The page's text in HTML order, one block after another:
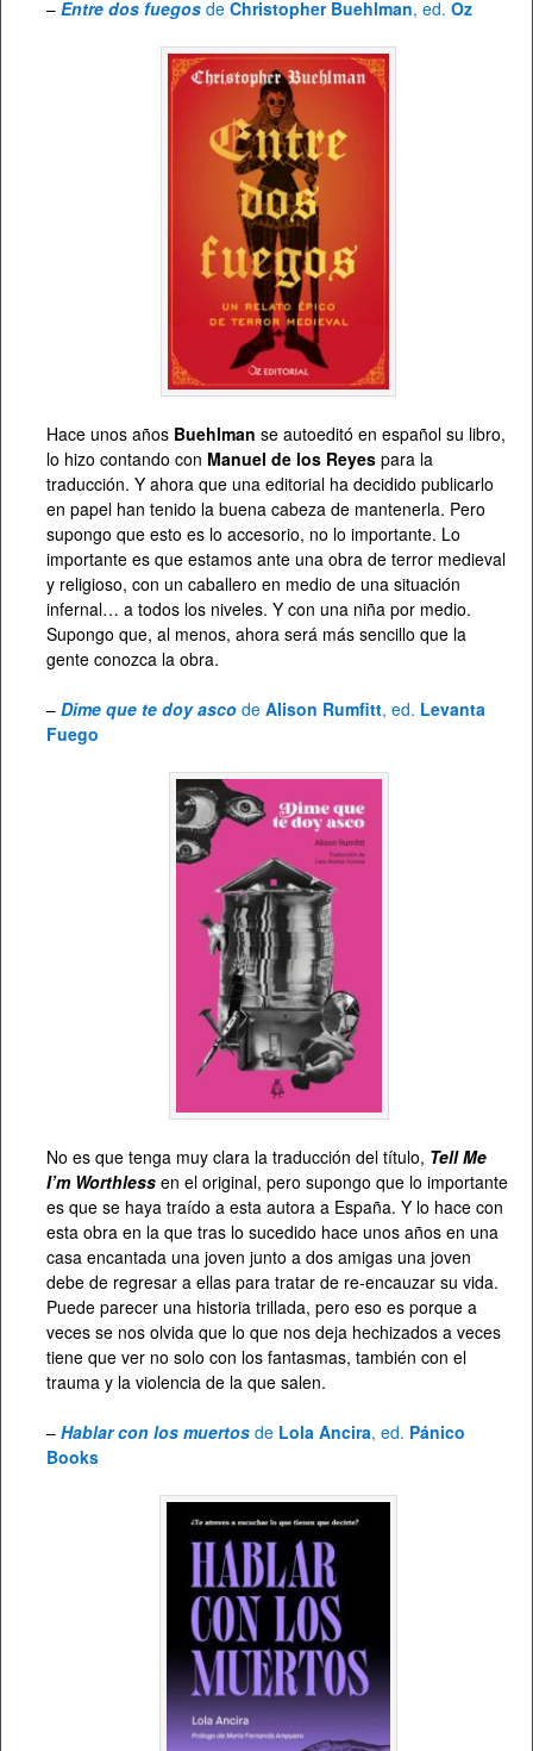
– Entre dos fuegos de Christopher Buehlman, ed. Oz
Hace unos años Buehlman se autoeditó en español su libro,
lo hizo contando con Manuel de los Reyes para la
traducción. Y ahora que una editorial ha decidido publicarlo
en papel han tenido la buena cabeza de mantenerla. Pero
supongo que esto es lo accesorio, no lo importante. Lo
importante es que estamos ante una obra de terror medieval
y religioso, con un caballero en medio de una situación
infernal… a todos los niveles. Y con una niña por medio.
Supongo que, al menos, ahora será más sencillo que la
gente conozca la obra.
– Dime que te doy asco de Alison Rumfitt, ed. Levanta
Fuego
No es que tenga muy clara la traducción del título, Tell Me
I’m Worthless en el original, pero supongo que lo importante
es que se haya traído a esta autora a España. Y lo hace con
esta obra en la que tras lo sucedido hace unos años en una
casa encantada una joven junto a dos amigas una joven
debe de regresar a ellas para tratar de re-encauzar su vida.
Puede parecer una historia trillada, pero eso es porque a
veces se nos olvida que lo que nos deja hechizados a veces
tiene que ver no solo con los fantasmas, también con el
trauma y la violencia de la que salen.
– Hablar con los muertos de Lola Ancira, ed. Pánico
Books